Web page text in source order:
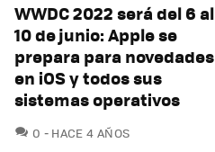
WWDC 2022 será del 6 al
10 de junio: Apple se
prepara para novedades
en iOS y todos sus
sistemas operativos
0 COMENTARIOS
HACE 4 AÑOS